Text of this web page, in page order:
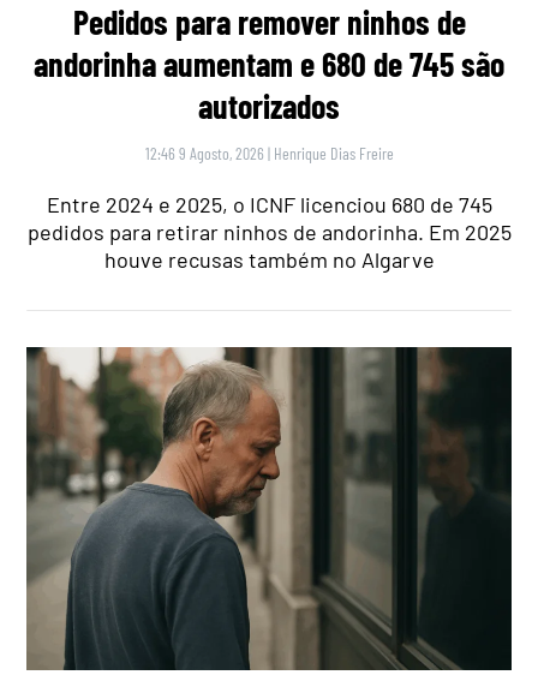
Pedidos para remover ninhos de
andorinha aumentam e 680 de 745 são
autorizados
12:46 9 Agosto, 2026 | Henrique Dias Freire
Entre 2024 e 2025, o ICNF licenciou 680 de 745
pedidos para retirar ninhos de andorinha. Em 2025
houve recusas também no Algarve